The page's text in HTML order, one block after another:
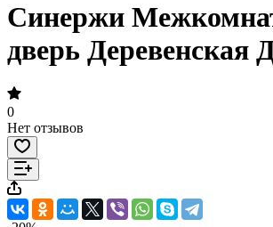
Синержи
дверь Деревенская
0
Нет отзывов